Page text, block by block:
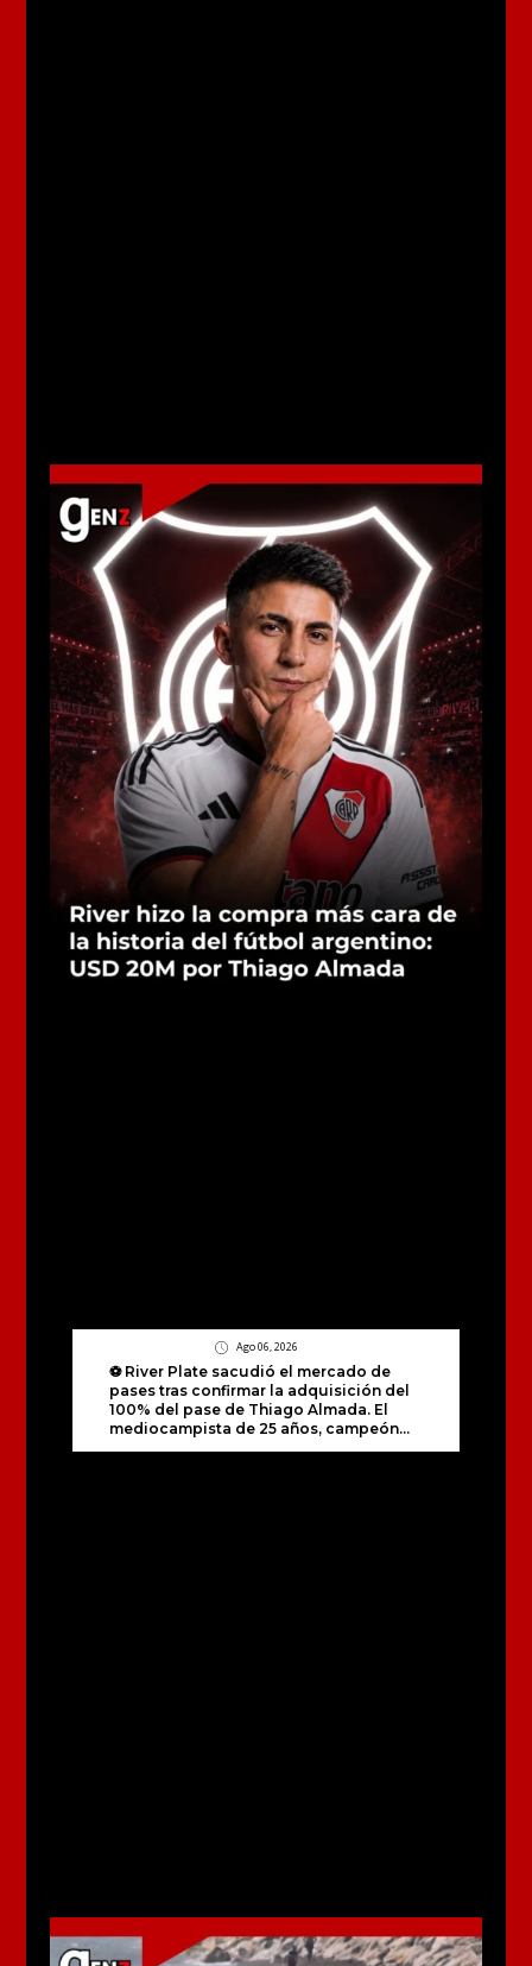
Ago 06, 2026
⚽️ River Plate sacudió el mercado de
pases tras confirmar la adquisición del
100% del pase de Thiago Almada. El
mediocampista de 25 años, campeón...